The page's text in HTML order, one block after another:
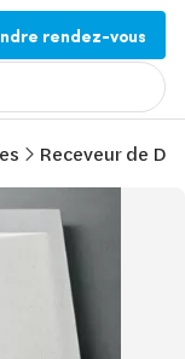
rendez-vous
Receveur de